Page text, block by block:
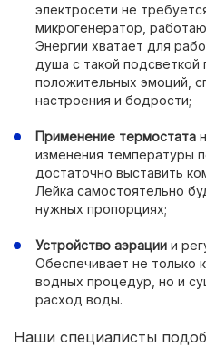
электросети не
микрогенератор,
Энергии хватает для
душа с такой подсветкой
положительных эмоций,
настроения и бодрости;
Применение термостата
изменения температуры
достаточно выставить
Лейка самостоятельно
нужных пропорциях;
Устройство аэрации и
Обеспечивает не только
водных процедур, но и
расход воды.
Наши специалисты